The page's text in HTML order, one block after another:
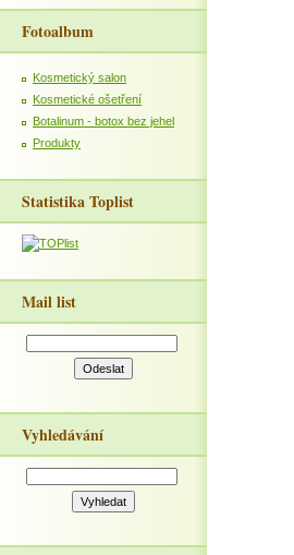
Fotoalbum
Kosmetický salon
Kosmetické ošetření
Botalinum - botox bez jehel
Produkty
Statistika Toplist
Mail list
Vyhledávání